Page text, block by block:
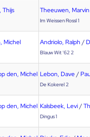
Theeuwen, Marvin
Im Weissen Rossl 1
Michel Andriolo, Ralph /
Blauw Wit '62 2
den, Michel Lebon, Dave/
De Kokerel 2
den, Michel Kalsbeek, Levi/
Dingus 1